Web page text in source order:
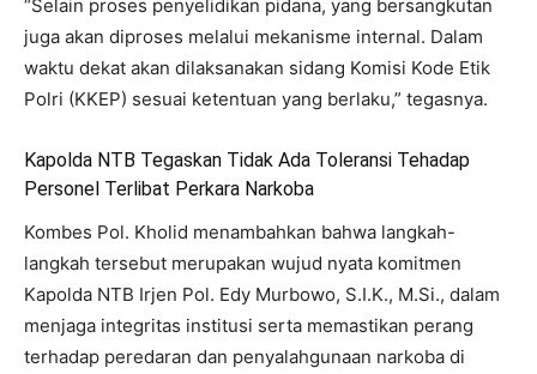
“Selain proses penyelidikan pidana, yang bersangkutan
juga akan diproses melalui mekanisme internal. Dalam
waktu dekat akan dilaksanakan sidang Komisi Kode Etik
Polri (KKEP) sesuai ketentuan yang berlaku,” tegasnya.
Kapolda NTB Tegaskan Tidak Ada Toleransi Tehadap
Personel Terlibat Perkara Narkoba
Kombes Pol. Kholid menambahkan bahwa langkah-
langkah tersebut merupakan wujud nyata komitmen
Kapolda NTB Irjen Pol. Edy Murbowo, S.I.K., M.Si., dalam
menjaga integritas institusi serta memastikan perang
terhadap peredaran dan penyalahgunaan narkoba di